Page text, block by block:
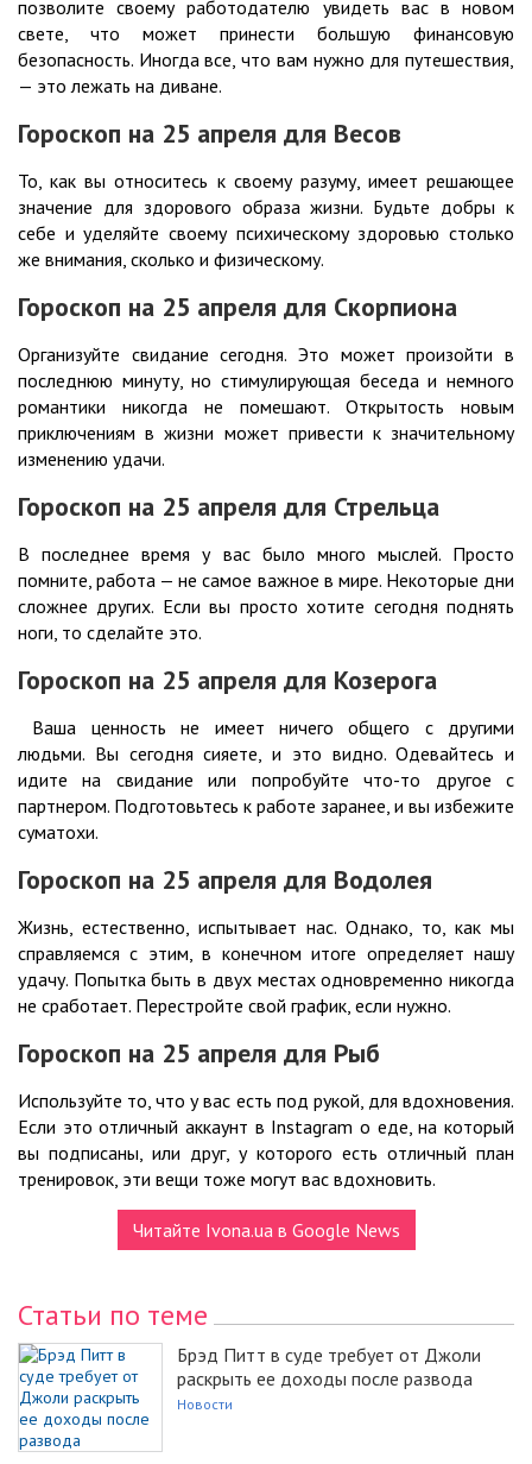
позволите своему работодателю увидеть вас в новом
свете, что может принести большую финансовую
безопасность. Иногда все, что вам нужно для путешествия,
— это лежать на диване.
Гороскоп на 25 апреля для Весов
То, как вы относитесь к своему разуму, имеет решающее
значение для здорового образа жизни. Будьте добры к
себе и уделяйте своему психическому здоровью столько
же внимания, сколько и физическому.
Гороскоп на 25 апреля для Скорпиона
Организуйте свидание сегодня. Это может произойти в
последнюю минуту, но стимулирующая беседа и немного
романтики никогда не помешают. Открытость новым
приключениям в жизни может привести к значительному
изменению удачи.
Гороскоп на 25 апреля для Стрельца
В последнее время у вас было много мыслей. Просто
помните, работа — не самое важное в мире. Некоторые дни
сложнее других. Если вы просто хотите сегодня поднять
ноги, то сделайте это.
Гороскоп на 25 апреля для Козерога
Ваша ценность не имеет ничего общего с другими
людьми. Вы сегодня сияете, и это видно. Одевайтесь и
идите на свидание или попробуйте что-то другое с
партнером. Подготовьтесь к работе заранее, и вы избежите
суматохи.
Гороскоп на 25 апреля для Водолея
Жизнь, естественно, испытывает нас. Однако, то, как мы
справляемся с этим, в конечном итоге определяет нашу
удачу. Попытка быть в двух местах одновременно никогда
не сработает. Перестройте свой график, если нужно.
Гороскоп на 25 апреля для Рыб
Используйте то, что у вас есть под рукой, для вдохновения.
Если это отличный аккаунт в Instagram о еде, на который
вы подписаны, или друг, у которого есть отличный план
тренировок, эти вещи тоже могут вас вдохновить.
Читайте Ivona.ua в Google News
Статьи по теме
Брэд Питт в суде требует от Джоли
раскрыть ее доходы после развода
Новости